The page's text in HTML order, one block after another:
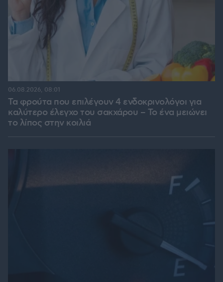
Τα φρούτα που επιλέγουν 4 ενδοκρινολόγοι για
καλύτερο έλεγχο του σακχάρου – Το ένα μειώνει
το λίπος στην κοιλιά
06.08.2026, 08:01